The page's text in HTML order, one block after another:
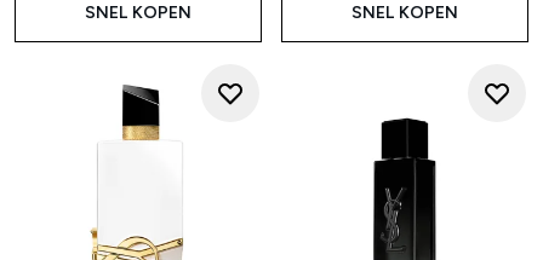
SNEL KOPEN SNEL KOPEN